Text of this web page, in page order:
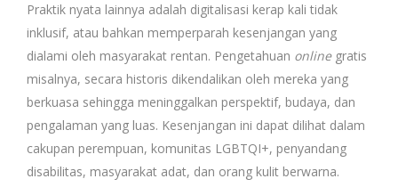
Praktik nyata lainnya adalah digitalisasi kerap kali tidak
inklusif, atau bahkan memperparah kesenjangan yang
dialami oleh masyarakat rentan. Pengetahuan onlinegratis
misalnya, secara historis dikendalikan oleh mereka yang
berkuasa sehingga meninggalkan perspektif, budaya, dan
pengalaman yang luas. Kesenjangan ini dapat dilihat dalam
cakupan perempuan, komunitas LGBTQI+, penyandang
disabilitas, masyarakat adat, dan orang kulit berwarna.